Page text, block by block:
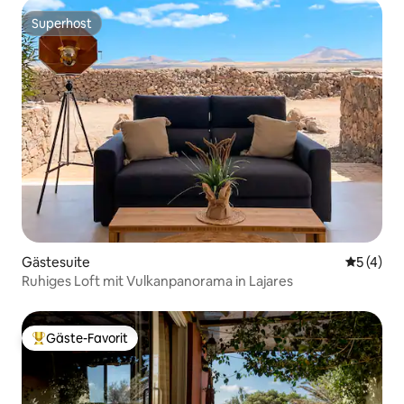
Superhost
Superhost
Gästesuite
5 (4)
Ruhiges Loft mit Vulkanpanorama in Lajares
Beliebter Gäste-Favorit.
Gäste-Favorit